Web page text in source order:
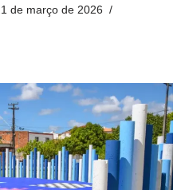
de março de 2026